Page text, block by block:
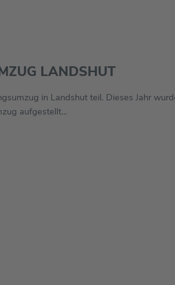
LANDSHUT
in Landshut teil. Dieses Jahr
aufgestellt...